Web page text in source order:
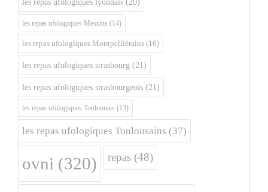
les repas ufologiques lyonnais (20)
les repas ufologiques Messins (14)
les repas ufologiques Montpelliérains (16)
les repas ufologiques strasbourg (21)
les repas ufologiques strasbourgeois (21)
les repas ufologiques Toulonnais (13)
les repas ufologiques Toulousains (37)
ovni (320) repas (48)